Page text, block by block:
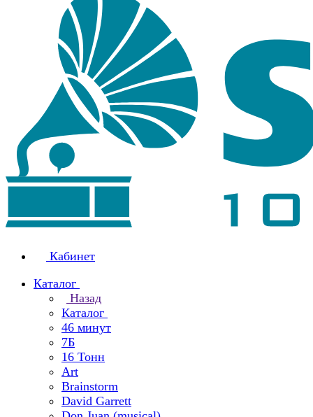
Кабинет
Каталог
Назад
Каталог
46 минут
7Б
16 Тонн
Art
Brainstorm
David Garrett